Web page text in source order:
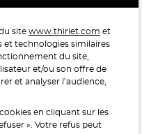
MOINS CINQ FRUITS ET
la santé, à consommer
site www.thiriet.com et
et technologies similaires
du site,
et/ou son offre de
et analyser l’audience,
en cliquant sur les
». Votre refus peut